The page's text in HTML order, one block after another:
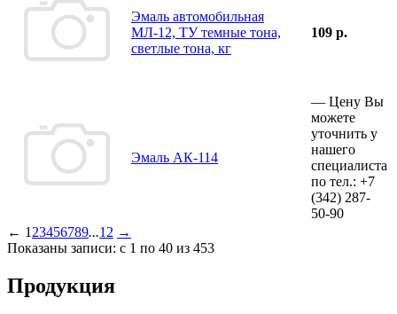
Эмаль автомобильная
МЛ-12, ТУ темные тона,
светлые тона, кг
109 р.
Эмаль АК-114
— Цену Вы
можете
уточнить у
нашего
специалиста
по тел.: +7
(342) 287-
50-90
← 1 23456789...12 →
Показаны записи: с 1 по 40 из 453
Продукция